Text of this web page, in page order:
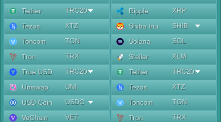
Tether
TRC20
Tezos
XTZ
Toncoin
TON
Tron
TRX
True USD
TRC20
Uniswap
UNI
USD Coin
USDC
VeChain
VET
Ripple
XRP
Shiba Inu
SHIB
Solana
SOL
Stellar
XLM
Tether
TRC20
Tezos
XTZ
Toncoin
TON
Tron
TRX